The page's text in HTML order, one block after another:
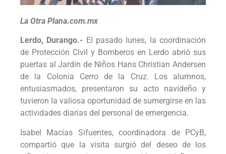
La Otra Plana.com.mx
Lerdo, Durango.- El pasado lunes, la coordinación
de Protección Civil y Bomberos en Lerdo abrió sus
puertas al Jardín de Niños Hans Christian Andersen
de la Colonia Cerro de la Cruz. Los alumnos,
entusiasmados, presentaron su acto navideño y
tuvieron la valiosa oportunidad de sumergirse en las
actividades diarias del personal de emergencia.
Isabel Macías Sifuentes, coordinadora de PCyB,
compartió que la visita surgió del deseo de los